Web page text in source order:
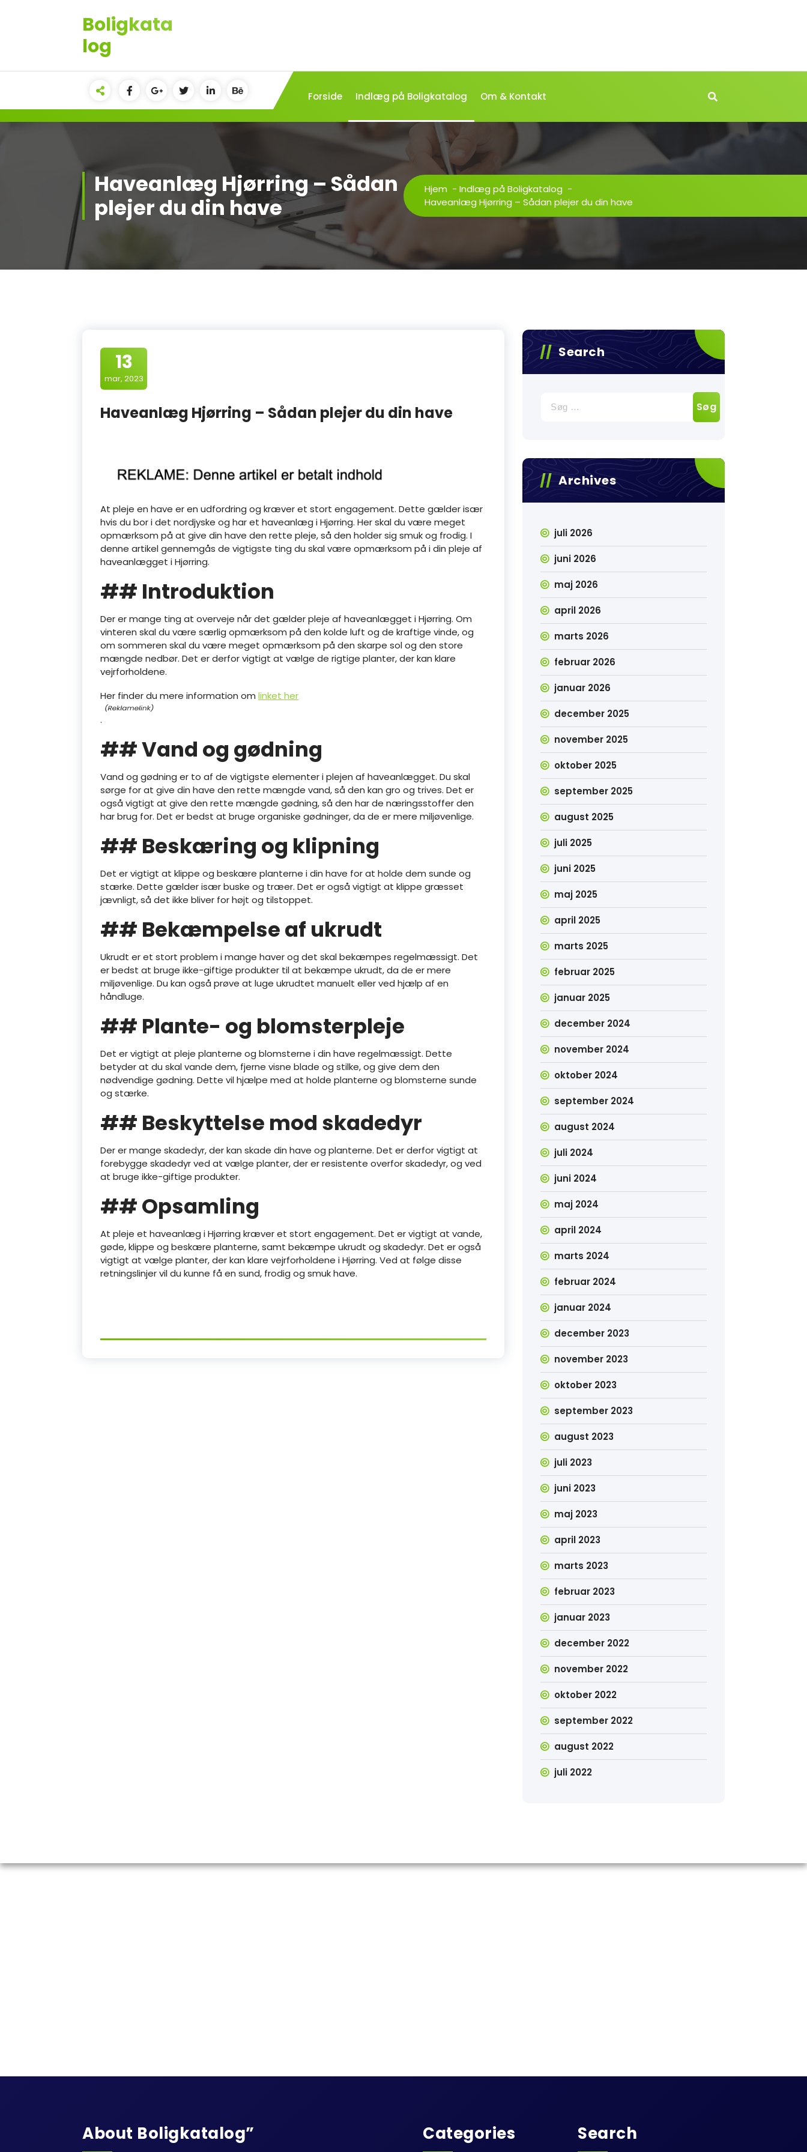
Boligkata
log
Forside Indlæg på Boligkatalog Om & Kontakt
Haveanlæg Hjørring – Sådan
plejer du din have
Hjem - Indlæg på Boligkatalog -
Haveanlæg Hjørring – Sådan plejer du din have
13
mar, 2023
Haveanlæg Hjørring – Sådan plejer du din have
At pleje en have er en udfordring og kræver et stort engagement. Dette gælder især
hvis du bor i det nordjyske og har et haveanlæg i Hjørring. Her skal du være meget
opmærksom på at give din have den rette pleje, så den holder sig smuk og frodig. I
denne artikel gennemgås de vigtigste ting du skal være opmærksom på i din pleje af
haveanlægget i Hjørring.
## Introduktion
Der er mange ting at overveje når det gælder pleje af haveanlægget i Hjørring. Om
vinteren skal du være særlig opmærksom på den kolde luft og de kraftige vinde, og
om sommeren skal du være meget opmærksom på den skarpe sol og den store
mængde nedbør. Det er derfor vigtigt at vælge de rigtige planter, der kan klare
vejrforholdene.
Her finder du mere information om linket her
.
## Vand og gødning
Vand og gødning er to af de vigtigste elementer i plejen af haveanlægget. Du skal
sørge for at give din have den rette mængde vand, så den kan gro og trives. Det er
også vigtigt at give den rette mængde gødning, så den har de næringsstoffer den
har brug for. Det er bedst at bruge organiske gødninger, da de er mere miljøvenlige.
## Beskæring og klipning
Det er vigtigt at klippe og beskære planterne i din have for at holde dem sunde og
stærke. Dette gælder især buske og træer. Det er også vigtigt at klippe græsset
jævnligt, så det ikke bliver for højt og tilstoppet.
## Bekæmpelse af ukrudt
Ukrudt er et stort problem i mange haver og det skal bekæmpes regelmæssigt. Det
er bedst at bruge ikke-giftige produkter til at bekæmpe ukrudt, da de er mere
miljøvenlige. Du kan også prøve at luge ukrudtet manuelt eller ved hjælp af en
håndluge.
## Plante- og blomsterpleje
Det er vigtigt at pleje planterne og blomsterne i din have regelmæssigt. Dette
betyder at du skal vande dem, fjerne visne blade og stilke, og give dem den
nødvendige gødning. Dette vil hjælpe med at holde planterne og blomsterne sunde
og stærke.
## Beskyttelse mod skadedyr
Der er mange skadedyr, der kan skade din have og planterne. Det er derfor vigtigt at
forebygge skadedyr ved at vælge planter, der er resistente overfor skadedyr, og ved
at bruge ikke-giftige produkter.
## Opsamling
At pleje et haveanlæg i Hjørring kræver et stort engagement. Det er vigtigt at vande,
gøde, klippe og beskære planterne, samt bekæmpe ukrudt og skadedyr. Det er også
vigtigt at vælge planter, der kan klare vejrforholdene i Hjørring. Ved at følge disse
retningslinjer vil du kunne få en sund, frodig og smuk have.
Search
efter:
Archives
juli 2026
juni 2026
maj 2026
april 2026
marts 2026
februar 2026
januar 2026
december 2025
november 2025
oktober 2025
september 2025
august 2025
juli 2025
juni 2025
maj 2025
april 2025
marts 2025
februar 2025
januar 2025
december 2024
november 2024
oktober 2024
september 2024
august 2024
juli 2024
juni 2024
maj 2024
april 2024
marts 2024
februar 2024
januar 2024
december 2023
november 2023
oktober 2023
september 2023
august 2023
juli 2023
juni 2023
maj 2023
april 2023
marts 2023
februar 2023
januar 2023
december 2022
november 2022
oktober 2022
september 2022
august 2022
juli 2022
About Boligkatalog” Categories Search